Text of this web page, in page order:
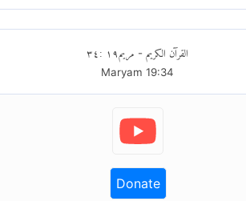
القرآن الكريم - مريم١٩ :٣٤
Maryam 19:34
Donate